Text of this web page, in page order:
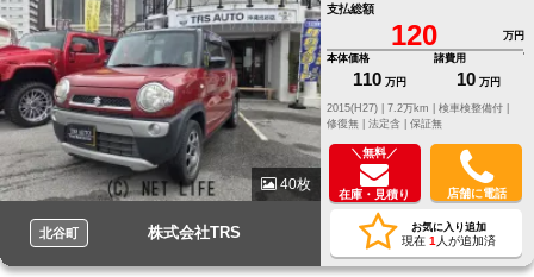
40枚
北谷町 株式会社TRS
支払総額
120
万円
本体価格
110 万円
諸費用
10 万円
修復無 | 法定含 | 保証無
＼無料／
在庫・見積り 店舗に電話
お気に入り追加
現在 1 人が追加済